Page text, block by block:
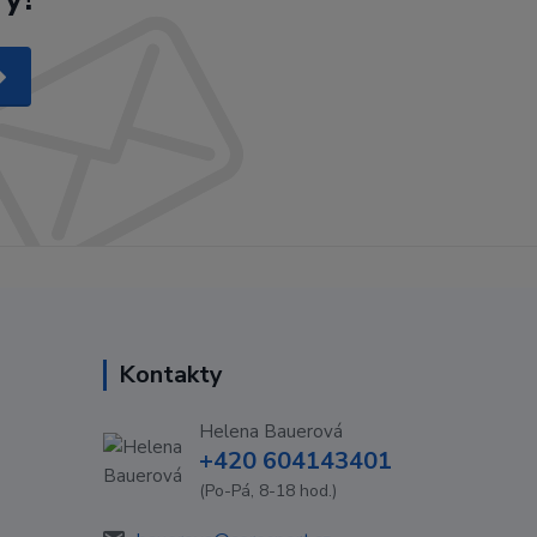
Kontakty
Helena Bauerová
+420 604143401
(Po-Pá, 8-18 hod.)